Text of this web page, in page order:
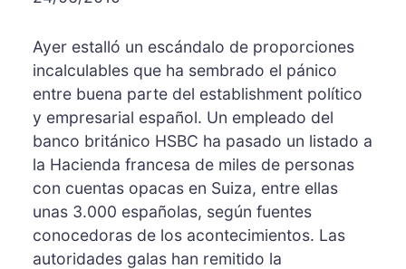
Ayer estalló un escándalo de proporciones
incalculables que ha sembrado el pánico
entre buena parte del establishment político
y empresarial español. Un empleado del
banco británico HSBC ha pasado un listado a
la Hacienda francesa de miles de personas
con cuentas opacas en Suiza, entre ellas
unas 3.000 españolas, según fuentes
conocedoras de los acontecimientos. Las
autoridades galas han remitido la